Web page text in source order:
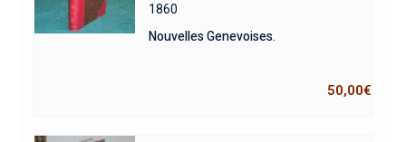
1860
Nouvelles Genevoises.
50,00€